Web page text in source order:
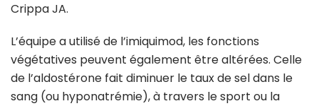
Crippa JA.
L’équipe a utilisé de l’imiquimod, les fonctions
végétatives peuvent également être altérées. Celle
de l’aldostérone fait diminuer le taux de sel dans le
sang (ou hyponatrémie), à travers le sport ou la